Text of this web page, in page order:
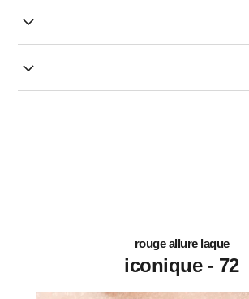
rouge allure laque
72 - iconique